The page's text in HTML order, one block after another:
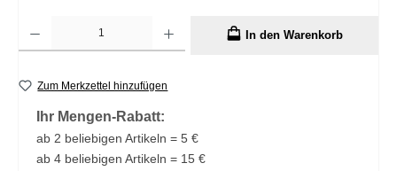
In den Warenkorb
Zum Merkzettel hinzufügen
Ihr Mengen-Rabatt:
ab 2 beliebigen Artikeln = 5 €
ab 4 beliebigen Artikeln = 15 €